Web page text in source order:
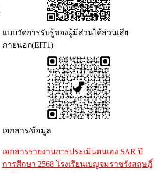
แบบวัดการรับรู้ของผู้มีส่วนได้ส่วนเสีย
ภายนอก(EIT1)
เอกสาร/ข้อมูล
เอกสารรายงานการประเมินตนเอง SAR ปี
การศึกษา 2568 โรงเรียนเบญจมราชรังสฤษฎิ์